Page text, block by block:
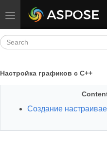
Toggle navigation
Настройка графиков с C++
Создание